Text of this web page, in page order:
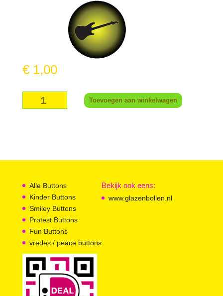
€1,00
button
Gitaar
Toevoegen aan winkelwagen
Alle Buttons
Kinder Buttons
Smiley Buttons
Protest Buttons
Fun Buttons
vredes / peace buttons
Bekijk ook eens:
www.glazenbollen.nl